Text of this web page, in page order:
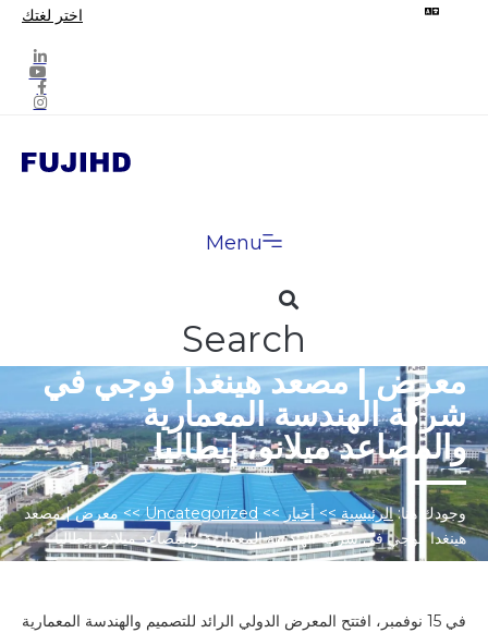
اختر لغتك
Menu
Search
معرض | مصعد هينغدا فوجي في
شركة الهندسة المعمارية
والمصاعد ميلانو، إيطاليا
وجودك هنا:الرئيسية>> أخبار>>
Uncategorized
>> معرض | مصعد
هينغدا فوجي في شركة الهندسة المعمارية والمصاعد ميلانو، إيطاليا
في 15 نوفمبر، افتتح المعرض الدولي الرائد للتصميم والهندسة المعمارية